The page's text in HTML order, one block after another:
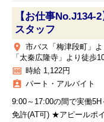
【お仕事No.J134-
スタッフ
place
市バス「梅津段町」
「太秦広隆寺」より徒歩
money 時給 1,122円
assignment_ind パート・アルバイト
9:00～17:00の間で実働
免許(AT可) ★アピールポ